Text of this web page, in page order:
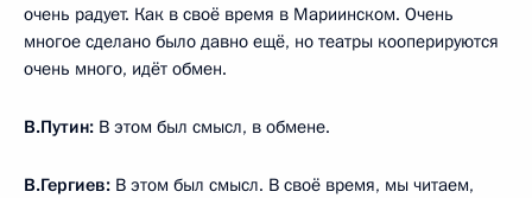
очень радует. Как в своё время в Мариинском. Очень
многое сделано было давно ещё, но театры кооперируются
очень много, идёт обмен.
В.Путин: В этом был смысл, в обмене.
В.Гергиев: В этом был смысл. В своё время, мы читаем,